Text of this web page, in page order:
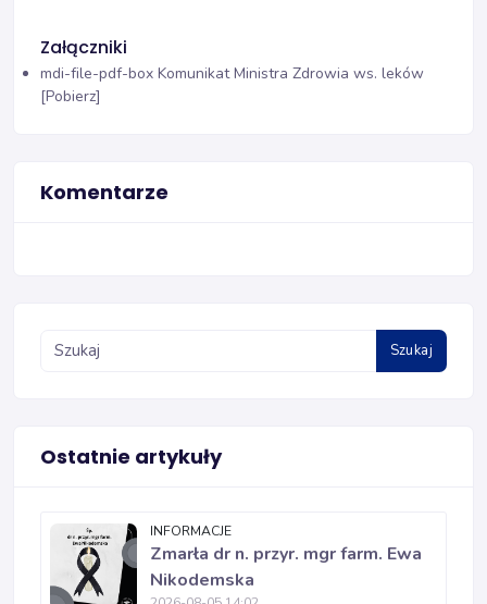
Załączniki
mdi-file-pdf-box Komunikat Ministra Zdrowia ws. leków
[Pobierz]
Komentarze
Szukaj
Ostatnie artykuły
INFORMACJE
Zmarła dr n. przyr. mgr farm. Ewa
Nikodemska